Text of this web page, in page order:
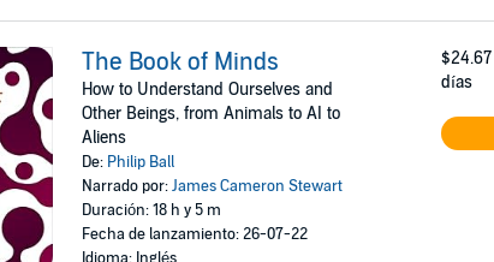
The Book of Minds
How to Understand Ourselves and
Other Beings, from Animals to AI to
Aliens
De: Philip Ball
Narrado por:James Cameron Stewart
Duración: 18 h y 5 m
Fecha de lanzamiento: 26-07-22
Idioma: Inglés
$24.67
días